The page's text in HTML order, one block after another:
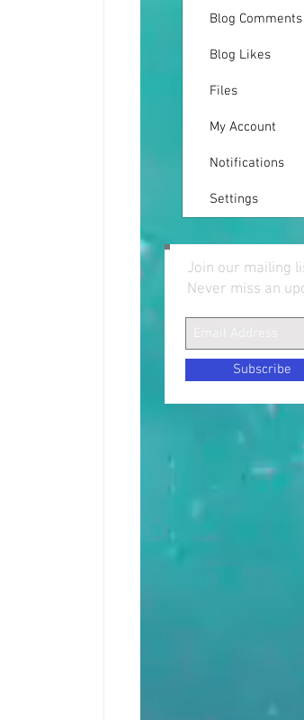
Blog Comments
Blog Likes
Files
My Account
Notifications
Settings
Join our mailing
Never miss an
Subscribe